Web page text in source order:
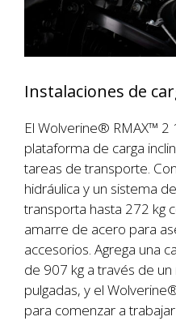
Instalaciones de
El Wolverine® RMAX™ 2
plataforma de carga
tareas de transporte.
hidráulica y un sistema
transporta hasta 272 kg
amarre de acero para
accesorios. Agrega una
de 907 kg a través de
pulgadas, y el
para comenzar a